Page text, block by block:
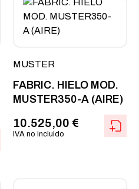
MUSTER
FABRIC. HIELO MOD.
MUSTER350-A (AIRE)
10.525,00 €
IVA no incluido